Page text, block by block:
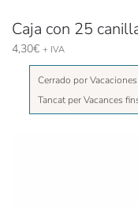
Caja con 25
4,30€ + IVA
Cerrado por
Tancat per Vacances